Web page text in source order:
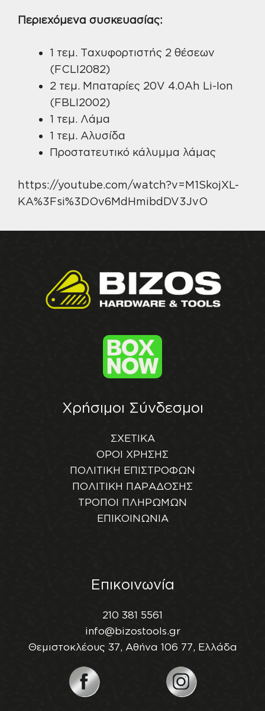
Περιεχόμενα συσκευασίας:
1 τεμ. Ταχυφορτιστής 2 θέσεων
(FCLI2082)
2 τεμ. Μπαταρίες 20V 4.0Ah Li-Ion
(FBLI2002)
1 τεμ. Λάμα
1 τεμ. Αλυσίδα
Προστατευτικό κάλυμμα λάμας
https://youtube.com/watch?v=M1SkojXL-
KA%3Fsi%3DOv6MdHmibdDV3JvO
Χρήσιμοι Σύνδεσμοι
ΣΧΕΤΙΚΑ
ΟΡΟΙ ΧΡΗΣΗΣ
ΠΟΛΙΤΙΚΗ ΕΠΙΣΤΡΟΦΩΝ
ΠΟΛΙΤΙΚΗ ΠΑΡΑΔΟΣΗΣ
ΤΡΟΠΟΙ ΠΛΗΡΩΜΩΝ
ΕΠΙΚΟΙΝΩΝΙΑ
Επικοινωνία
210 381 5561
info@bizostools.gr
Θεμιστοκλέους 37, Αθήνα 106 77, Ελλάδα